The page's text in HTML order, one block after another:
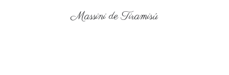
Massini de Tiramisú